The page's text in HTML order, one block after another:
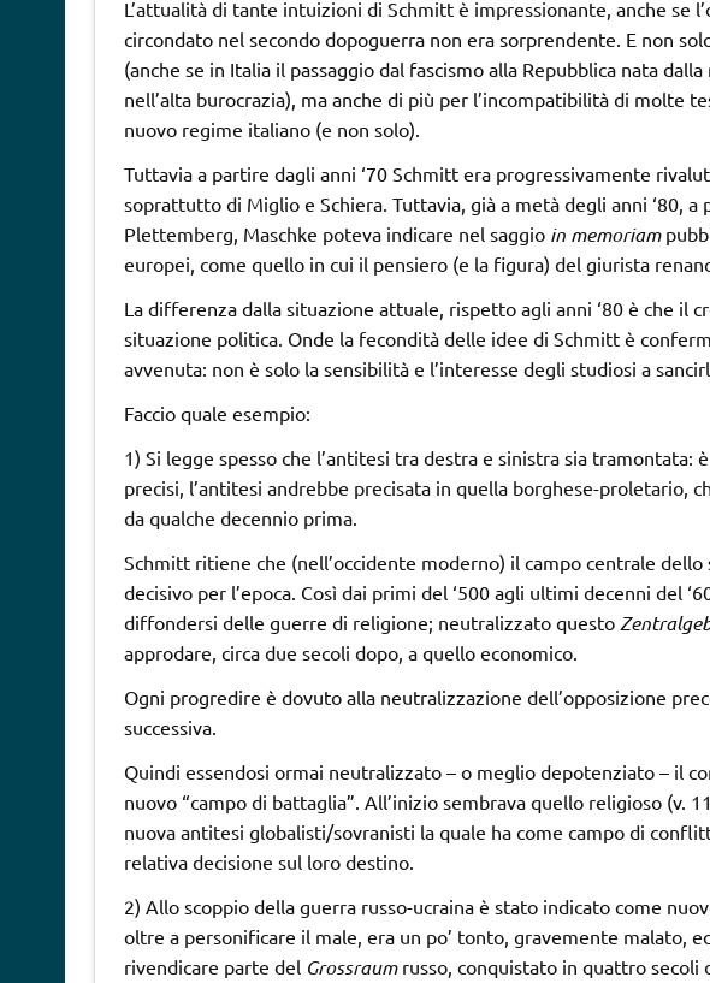
L’attualità di tante intuizioni di Schmitt è impressionante, anche se
circondato nel secondo dopoguerra non era sorprendente. E non
(anche se in Italia il passaggio dal fascismo alla Repubblica nata
nell’alta burocrazia), ma anche di più per l’incompatibilità di molte
nuovo regime italiano (e non solo).
Tuttavia a partire dagli anni ‘70 Schmitt era progressivamente
soprattutto di Miglio e Schiera. Tuttavia, già a metà degli anni ‘80,
Plettemberg, Maschke poteva indicare nel saggio in memoriam
europei, come quello in cui il pensiero (e la figura) del giurista
La differenza dalla situazione attuale, rispetto agli anni ‘80 è che il
situazione politica. Onde la fecondità delle idee di Schmitt è
avvenuta: non è solo la sensibilità e l’interesse degli studiosi a
Faccio quale esempio:
1) Si legge spesso che l’antitesi tra destra e sinistra sia tramontata:
precisi, l’antitesi andrebbe precisata in quella borghese-proletario,
da qualche decennio prima.
Schmitt ritiene che (nell’occidente moderno) il campo centrale
decisivo per l’epoca. Così dai primi del ‘500 agli ultimi decenni del
diffondersi delle guerre di religione; neutralizzato questo
approdare, circa due secoli dopo, a quello economico.
Ogni progredire è dovuto alla neutralizzazione dell’opposizione
successiva.
Quindi essendosi ormai neutralizzato – o meglio depotenziato – il
nuovo “campo di battaglia”. All’inizio sembrava quello religioso (v.
nuova antitesi globalisti/sovranisti la quale ha come campo di
relativa decisione sul loro destino.
2) Allo scoppio della guerra russo-ucraina è stato indicato come
oltre a personificare il male, era un po’ tonto, gravemente malato,
rivendicare parte del Grossraumrusso, conquistato in quattro secoli